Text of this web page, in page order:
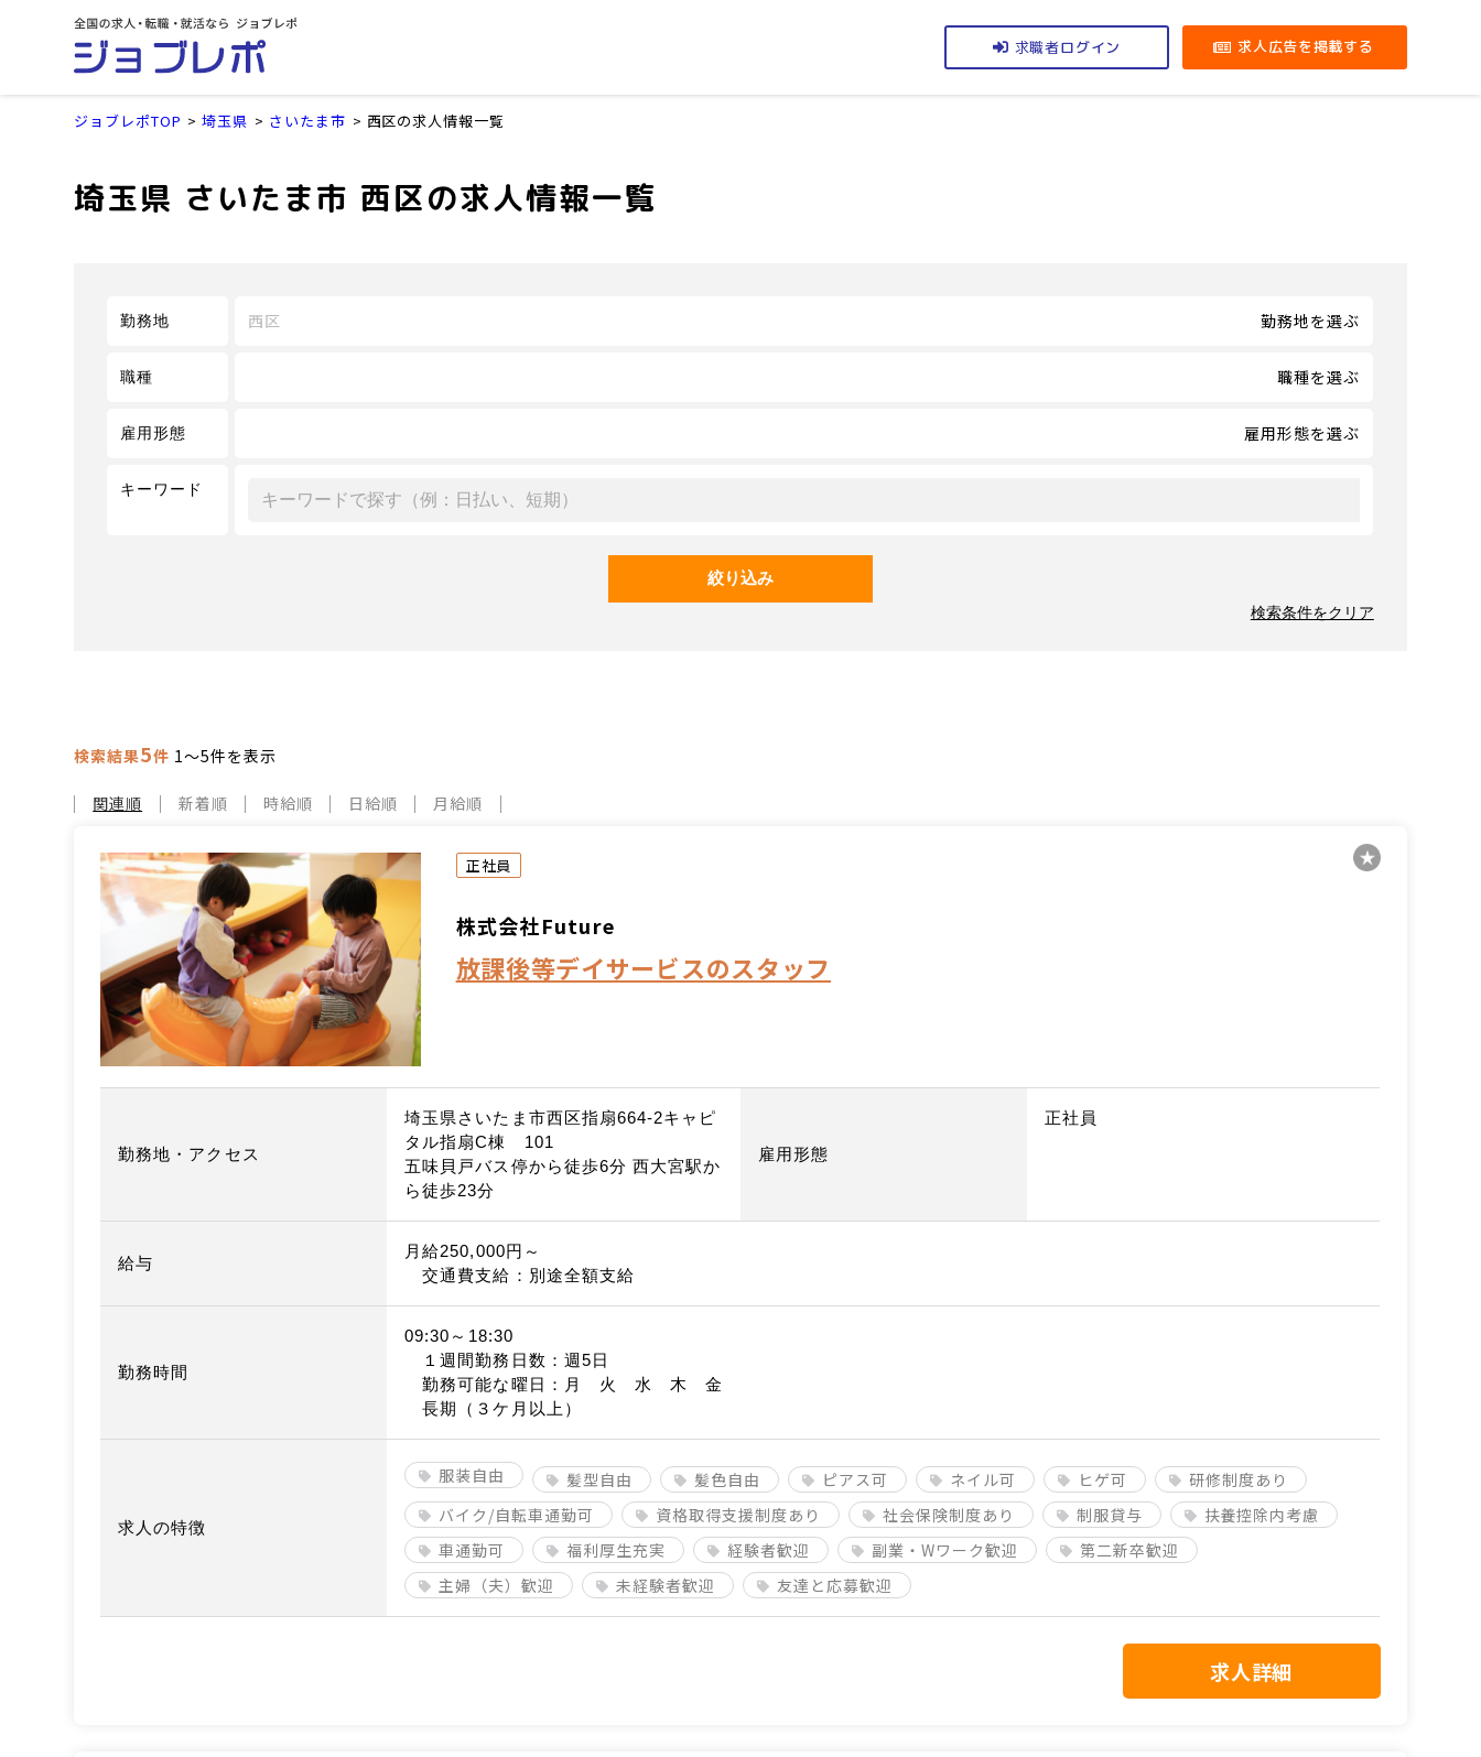
求職者ログイン 求人広告を掲載する
ジョブレポTOP 埼玉県 さいたま市 西区の求人情報一覧
埼玉県 さいたま市 西区の求人情報一覧
勤務地 西区 勤務地を選ぶ
職種 職種を選ぶ
雇用形態 雇用形態を選ぶ
キーワード
検索結果5件 1～5件を表示
関連順 新着順 時給順 日給順 月給順
正社員
株式会社Future
放課後等デイサービスのスタッフ
勤務地・アクセス
埼玉県さいたま市西区指扇664‐2キャピ
タル指扇C棟 101
五味貝戸バス停から徒歩6分 西大宮駅か
ら徒歩23分
雇用形態
正社員
給与
月給250,000円～
交通費支給：別途全額支給
勤務時間
09:30～18:30
１週間勤務日数：週5日
勤務可能な曜日：月 火 水 木 金
長期（３ケ月以上）
求人の特徴
服装自由 髪型自由 髪色自由 ピアス可 ネイル可 ヒゲ可
研修制度あり
バイク/自転車通勤可
資格取得支援制度あり 社会保険制度あり 制服貸与
扶養控除内考慮
車通勤可
福利厚生充実 経験者歓迎 副業・Wワーク歓迎
第二新卒歓迎
主婦（夫）歓迎
未経験者歓迎 友達と応募歓迎
求人詳細